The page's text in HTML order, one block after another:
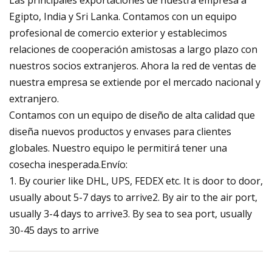
Egipto, India y Sri Lanka. Contamos con un equipo
profesional de comercio exterior y establecimos
relaciones de cooperación amistosas a largo plazo con
nuestros socios extranjeros. Ahora la red de ventas de
nuestra empresa se extiende por el mercado nacional y
extranjero.
Contamos con un equipo de diseño de alta calidad que
diseña nuevos productos y envases para clientes
globales. Nuestro equipo le permitirá tener una
cosecha inesperada.Envío:
1. By courier like DHL, UPS, FEDEX etc. It is door to door,
usually about 5-7 days to arrive2. By air to the air port,
usually 3-4 days to arrive3. By sea to sea port, usually
30-45 days to arrive